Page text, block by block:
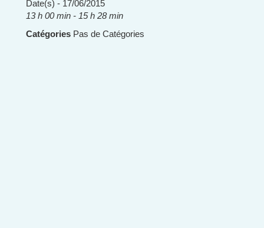
Date(s) - 17/06/2015
13 h 00 min - 15 h 28 min
Catégories Pas de Catégories